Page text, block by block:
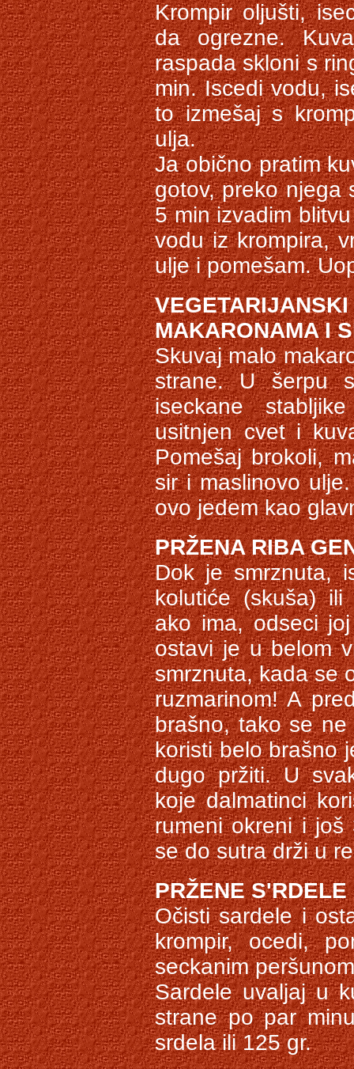
Krompir oljušti,
da ogrezne.
raspada skloni s
min. Iscedi vodu,
to izmešaj s
ulja.
Ja obično pratim
gotov, preko njega
5 min izvadim
vodu iz krompira,
ulje i pomešam.
MAKARONAMA I
Skuvaj malo
strane. U šerpu
iseckane
usitnjen cvet i
Pomešaj brokoli,
sir i maslinovo
ovo jedem kao
PRŽENA RIBA
Dok je smrznuta,
kolutiće (skuša) ili
ako ima, odseci
ostavi je u belom
smrznuta, kada se
ruzmarinom! A
brašno, tako se
koristi belo brašno
dugo pržiti. U
koje dalmatinci
rumeni okreni i još
se do sutra drži u
PRŽENE
Očisti sardele i
krompir, ocedi,
seckanim
Sardele uvaljaj u
strane po par
srdela ili 125 gr.